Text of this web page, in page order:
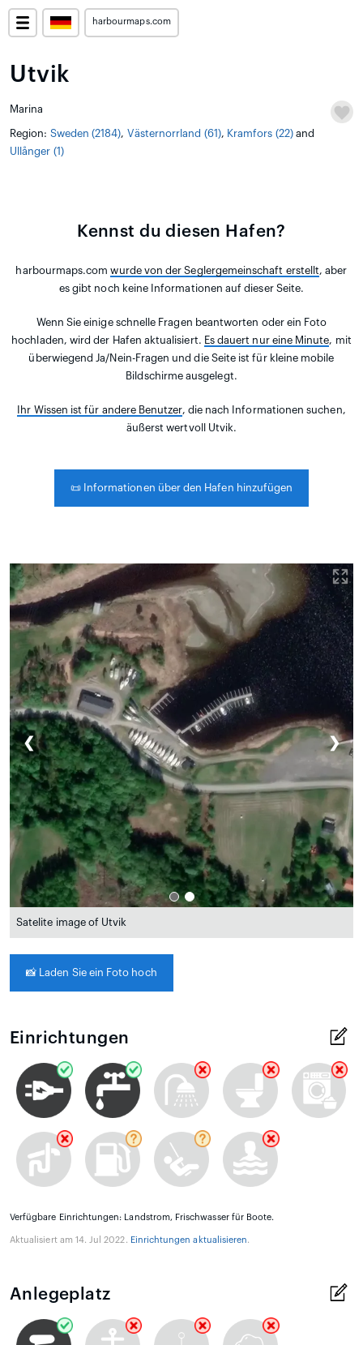
harbourmaps.com
Utvik
Marina
Region: Sweden (2184), Västernorrland (61), Kramfors (22)and
Ullånger (1)
Kennst du diesen Hafen?
harbourmaps.comwurde von der Seglergemeinschaft erstellt, aber
es gibt noch keine Informationen auf dieser Seite.
Wenn Sie einige schnelle Fragen beantworten oder ein Foto
hochladen, wird der Hafen aktualisiert. Es dauert nur eine Minute, mit
überwiegend Ja/Nein-Fragen und die Seite ist für kleine mobile
Bildschirme ausgelegt.
Ihr Wissen ist für andere Benutzer, die nach Informationen suchen,
äußerst wertvoll Utvik.
📜Informationen über den Hafen hinzufügen
❮ ❯
Satelite image of Utvik
📸 Laden Sie ein Foto hoch
Einrichtungen
Verfügbare Einrichtungen: Landstrom, Frischwasser für Boote.
Aktualisiert am 14. Jul 2022. Einrichtungen aktualisieren.
Anlegeplatz